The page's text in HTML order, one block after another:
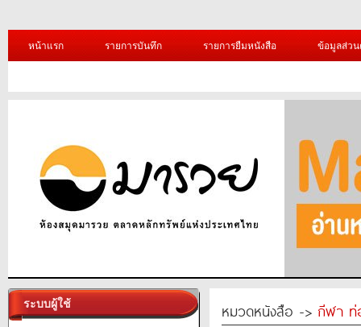
หน้าแรก รายการบันทึก รายการยืมหนังสือ ข้อมูลส่ว
ระบบผู้ใช้ หมวดหนังสือ -> กีฬา ท่